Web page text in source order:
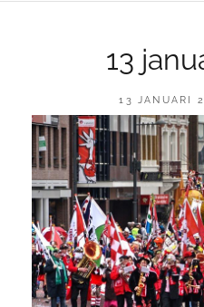
13
GEPLAATST
OP
13 JANUARI